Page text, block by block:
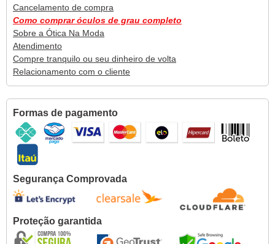
Cancelamento de compra
Como comprar óculos de grau completo
Sobre a Ótica Na Moda
Atendimento
Compre tranquilo ou seu dinheiro de volta
Relacionamento com o cliente
Formas de pagamento
Segurança Comprovada
Proteção garantida